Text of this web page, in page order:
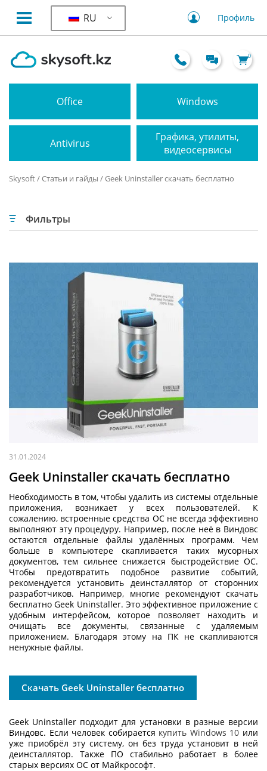
RU Профиль
0
Office Windows
Antivirus
Графика, утилиты,
видеосервисы
Skysoft/Статьи и гайды / Geek Uninstaller скачать бесплатно
Фильтры
31.01.2024
Geek Uninstaller скачать бесплатно
Необходимость в том, чтобы удалить из системы отдельные
приложения, возникает у всех пользователей. К
сожалению, встроенные средства ОС не всегда эффективно
выполняют эту процедуру. Например, после неё в Виндовс
остаются отдельные файлы удалённых программ. Чем
больше в компьютере скапливается таких мусорных
документов, тем сильнее снижается быстродействие ОС.
Чтобы предотвратить подобное развитие событий,
рекомендуется установить деинсталлятор от сторонних
разработчиков. Например, многие рекомендуют скачать
бесплатно Geek Uninstaller. Это эффективное приложение с
удобным интерфейсом, которое позволяет находить и
очищать все документы, связанные с удаляемым
приложением. Благодаря этому на ПК не скапливаются
ненужные файлы.
Скачать Geek Uninstaller бесплатно
Geek Uninstaller подходит для установки в разные версии
Виндовс. Если человек собирается купить Windows 10 или
уже приобрёл эту систему, он без труда установит в ней
деинсталлятор. Также ПО стабильно работает в более
старых версиях ОС от Майкрософт.